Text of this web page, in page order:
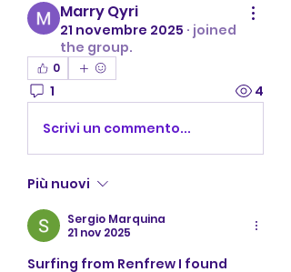
Marry Qyri
21 novembre 2025 · joined
the group.
0
1 4
Scrivi un commento...
Più nuovi
Sergio Marquina
21 nov 2025